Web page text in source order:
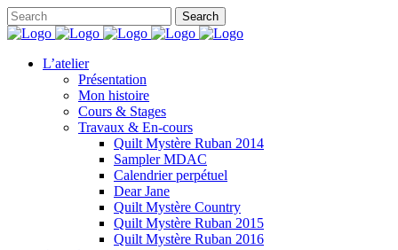
L’atelier
Présentation
Mon histoire
Cours & Stages
Travaux & En-cours
Quilt Mystère Ruban 2014
Sampler MDAC
Calendrier perpétuel
Dear Jane
Quilt Mystère Country
Quilt Mystère Ruban 2015
Quilt Mystère Ruban 2016